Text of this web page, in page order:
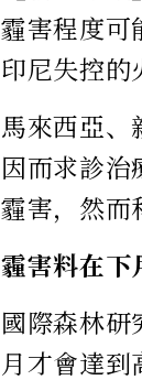
霾害程度可
印尼失控的
馬來西亞
因而求診
霾害，然而
霾害料在下
國際森林
月才會達